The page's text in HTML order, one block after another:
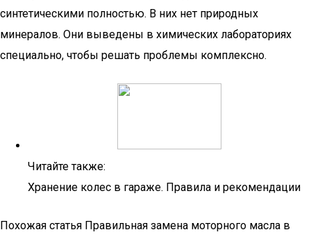
синтетическими полностью. В них нет природных
минералов. Они выведены в химических лабораториях
специально, чтобы решать проблемы комплексно.
Читайте также:
Хранение колес в гараже. Правила и рекомендации
Похожая статья Правильная замена моторного масла в